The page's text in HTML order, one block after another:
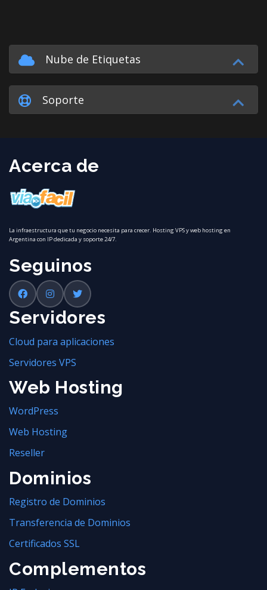
Nube de Etiquetas
Soporte
Acerca de
La infraestructura que tu negocio necesita para crecer. Hosting VPS y web hosting en
Argentina con IP dedicada y soporte 24/7.
Seguinos
Servidores
Cloud para aplicaciones
Servidores VPS
Web Hosting
WordPress
Web Hosting
Reseller
Dominios
Registro de Dominios
Transferencia de Dominios
Certificados SSL
Complementos